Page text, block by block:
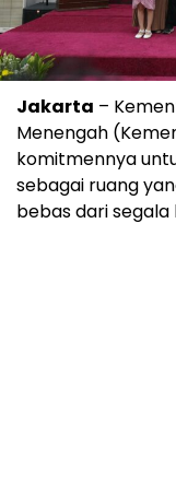
Jakarta –
Menengah
komitmennya
sebagai ruang
bebas dari